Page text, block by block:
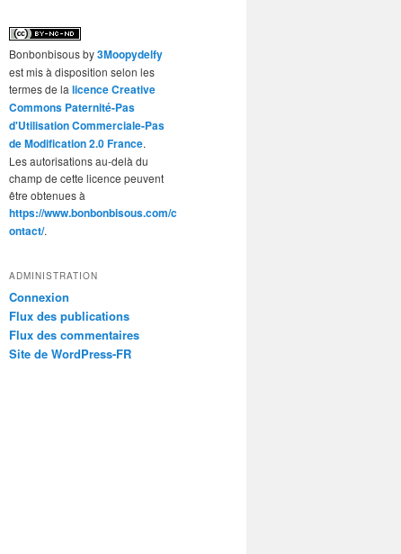
Bonbonbisousby3Moopydelfy
est mis à disposition selon les
termes de la licence Creative
Commons Paternité-Pas
d'Utilisation Commerciale-Pas
de Modification 2.0 France.
Les autorisations au-delà du
champ de cette licence peuvent
être obtenues à
https://www.bonbonbisous.com/c
ontact/.
ADMINISTRATION
Connexion
Flux des publications
Flux des commentaires
Site de WordPress-FR